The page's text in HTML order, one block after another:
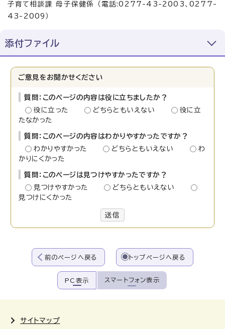
子育て相談課 母子保健係 （電話:0277-43-2003、0277-
43-2009）
添付ファイル
ご意見をお聞かせください
質問：このページの内容は役に立ちましたか？
役に立った
どちらともいえない
役に立
たなかった
質問：このページの内容はわかりやすかったですか？
わかりやすかった
どちらともいえない
わ
かりにくかった
質問：このページは見つけやすかったですか？
見つけやすかった
どちらともいえない
見つけにくかった
送信
前のページへ戻る トップページへ戻る
PC表示 スマートフォン表示
サイトマップ